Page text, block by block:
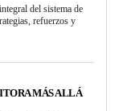
del sistema de
refuerzos y
MÁS ALLÁ